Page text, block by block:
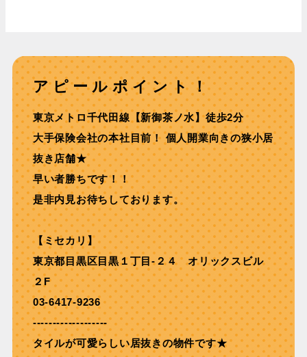
アピールポイント！
東京メトロ千代⽥線【新御茶ノ⽔】徒歩2分
⼤⼿保険会社の本社⽬前！ 個⼈開業向きの狭⼩居
抜き店舗★
早い者勝ちです！！
是非内見お待ちしております。
【ミセカリ】
東京都目黒区目黒１丁目-２４ オリックスビル
２F
03-6417-9236
-------------------
タイルが可愛らしい居抜きの物件です★